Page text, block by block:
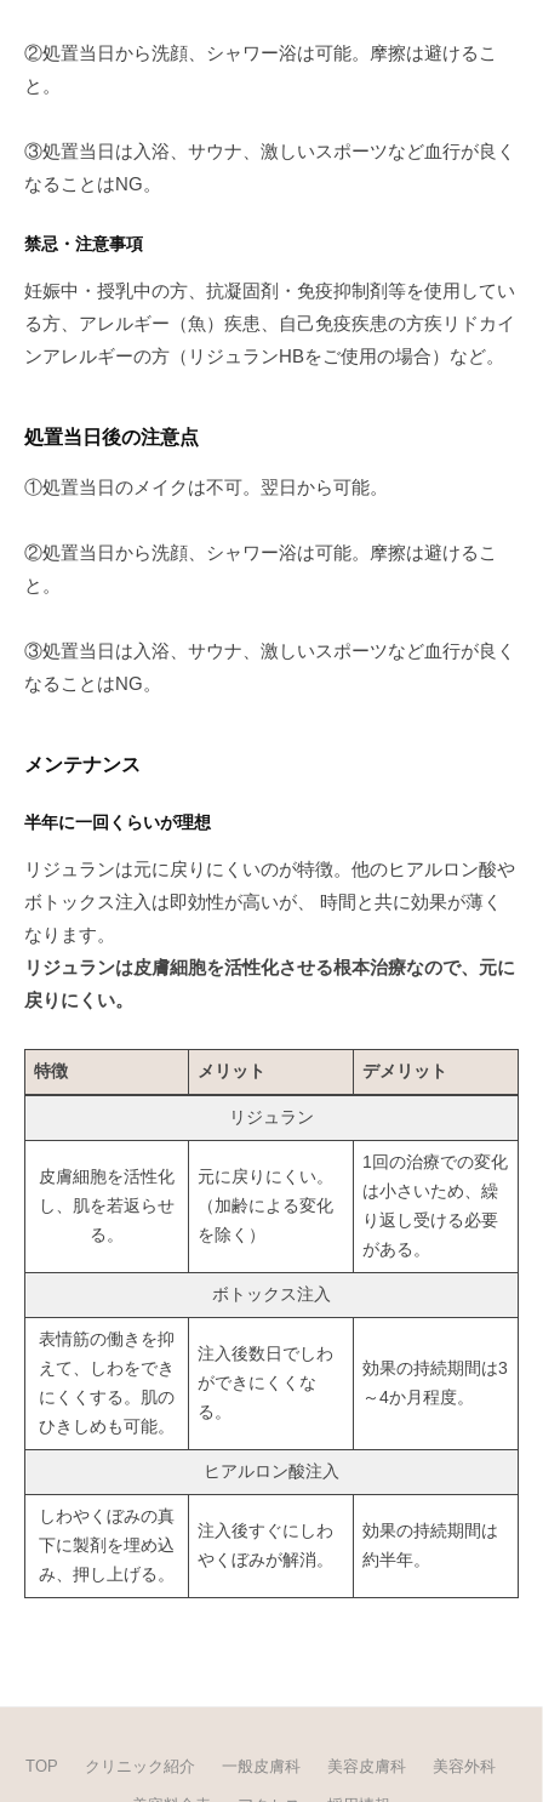
②処置当日から洗顔、シャワー浴は可能。摩擦は避けるこ
と。
③処置当日は入浴、サウナ、激しいスポーツなど血行が良く
なることはNG。
禁忌・注意事項
妊娠中・授乳中の方、抗凝固剤・免疫抑制剤等を使用してい
る方、アレルギー（魚）疾患、自己免疫疾患の方疾リドカイ
ンアレルギーの方（リジュランHBをご使用の場合）など。
処置当日後の注意点
①処置当日のメイクは不可。翌日から可能。
②処置当日から洗顔、シャワー浴は可能。摩擦は避けるこ
と。
③処置当日は入浴、サウナ、激しいスポーツなど血行が良く
なることはNG。
メンテナンス
半年に一回くらいが理想
リジュランは元に戻りにくいのが特徴。他のヒアルロン酸や
ボトックス注入は即効性が高いが、 時間と共に効果が薄く
なります。
リジュランは皮膚細胞を活性化させる根本治療なので、元に
戻りにくい。
特徴 メリット デメリット
リジュラン
皮膚細胞を活性化
し、肌を若返らせ
る。
元に戻りにくい。
（加齢による変化
を除く）
1回の治療での変化
は小さいため、繰
り返し受ける必要
がある。
ボトックス注入
表情筋の働きを抑
えて、しわをでき
にくくする。肌の
ひきしめも可能。
注入後数日でしわ
ができにくくな
る。
効果の持続期間は3
～4か月程度。
ヒアルロン酸注入
しわやくぼみの真
下に製剤を埋め込
み、押し上げる。
注入後すぐにしわ
やくぼみが解消。
効果の持続期間は
約半年。
TOP クリニック紹介 一般皮膚科 美容皮膚科 美容外科